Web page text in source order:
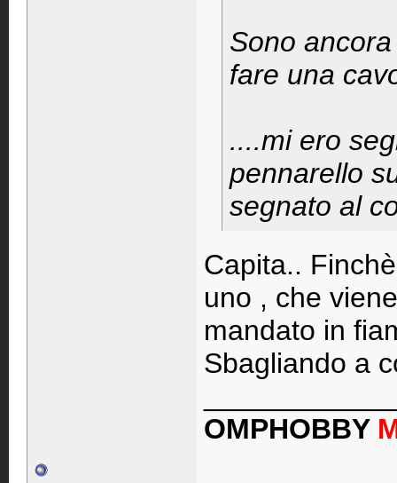
Sono
fare una
....mi ero
pennarello
segnato al
Capita..
uno , che
mandato in
Sbagliando a
OMPHOBBY